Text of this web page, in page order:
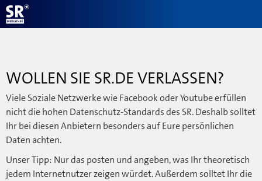
WOLLEN SIE SR.DE VERLASSEN?
Viele Soziale Netzwerke wie Facebook oder Youtube erfüllen
nicht die hohen Datenschutz-Standards des SR. Deshalb solltet
Ihr bei diesen Anbietern besonders auf Eure persönlichen
Daten achten.
Unser Tipp: Nur das posten und angeben, was Ihr theoretisch
jedem Internetnutzer zeigen würdet. Außerdem solltet Ihr die